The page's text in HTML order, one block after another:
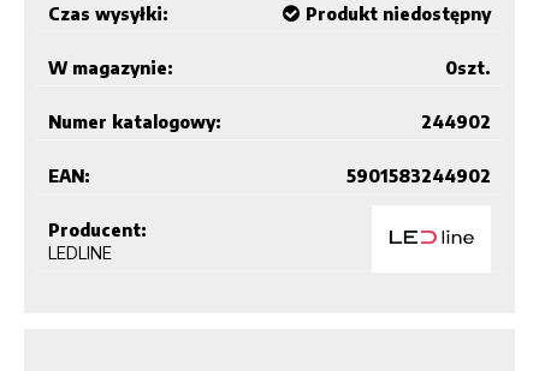
Czas wysyłki: Produkt niedostępny
W magazynie: szt.
0
Numer katalogowy: 244902
EAN: 5901583244902
Producent:
LEDLINE